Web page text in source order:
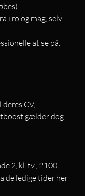
i ro og mag, selv
at se på.
CV,
gælder dog
2, kl. tv., 2100
de ledige tider her